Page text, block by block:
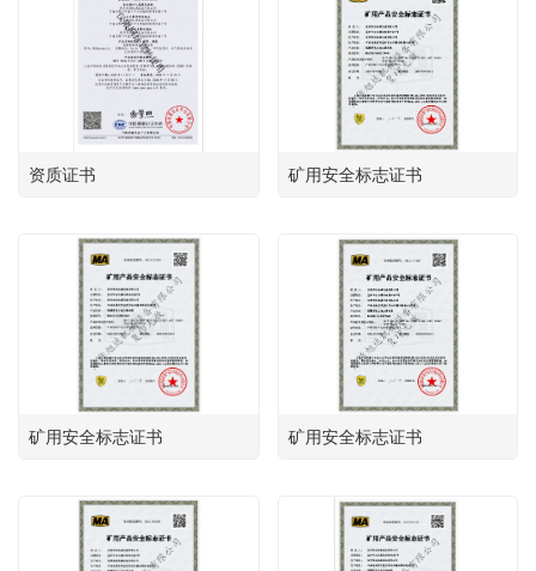
资质证书 矿用安全标志证书
矿用安全标志证书 矿用安全标志证书